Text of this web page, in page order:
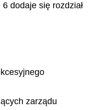
dodaje się rozdział
zarządu